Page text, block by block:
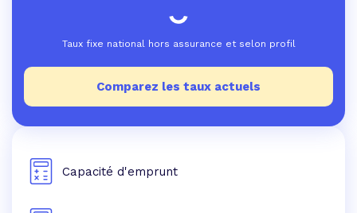
Taux fixe national hors assurance et selon profil
Comparez les taux actuels
Capacité d'emprunt